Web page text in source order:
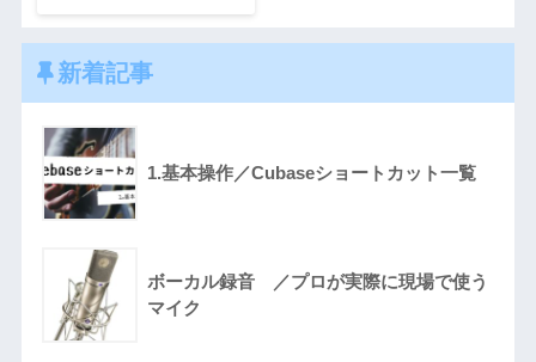
新着記事
1.基本操作／Cubaseショートカット一覧
ボーカル録音 ／プロが実際に現場で使う
マイク